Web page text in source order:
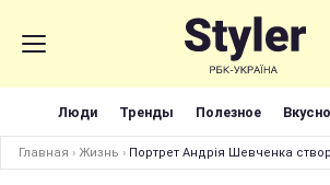
Люди Тренды Полезное Вкусно
Главная › Жизнь › Портрет Андрія Шевченка